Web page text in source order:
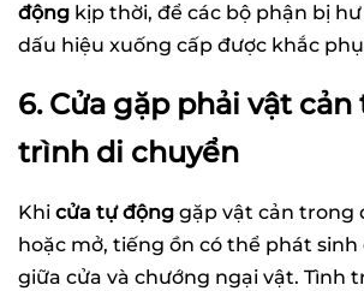
động kịp thời, để các bộ phận bị
dấu hiệu xuống cấp được khắc
6. Cửa gặp phải vật
trình di chuyển
Khi cửa tự động gặp vật cản trong
hoặc mở, tiếng ồn có thể phát sinh
giữa cửa và chướng ngại vật. Tình